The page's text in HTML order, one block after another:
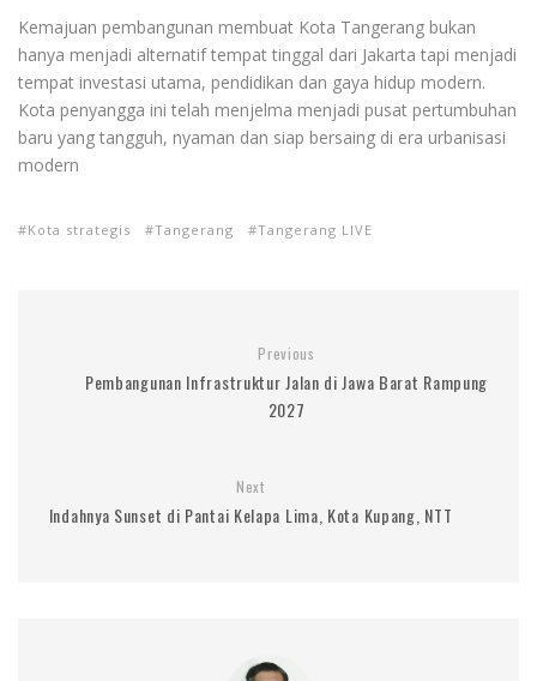
Kemajuan pembangunan membuat Kota Tangerang bukan
hanya menjadi alternatif tempat tinggal dari Jakarta tapi menjadi
tempat investasi utama, pendidikan dan gaya hidup modern.
Kota penyangga ini telah menjelma menjadi pusat pertumbuhan
baru yang tangguh, nyaman dan siap bersaing di era urbanisasi
modern
Kota strategis Tangerang Tangerang LIVE
Previous
Pembangunan Infrastruktur Jalan di Jawa Barat Rampung
2027
Next
Indahnya Sunset di Pantai Kelapa Lima, Kota Kupang, NTT